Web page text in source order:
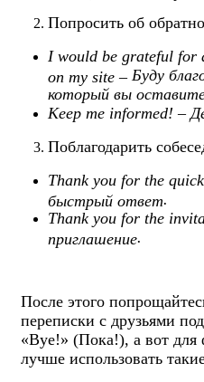
Попросить об
I would be grateful for
on my site – Буду
который вы
Keep me informed! –
Поблагодарить
Thank you for the
быстрый ответ.
Thank you for the
приглашение.
После этого
переписки с друзьями
«Bye!» (Пока!), а вот
лучше использовать